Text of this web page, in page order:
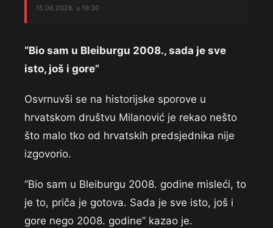
15.06.2026. u 19:30
“Bio sam u Bleiburgu 2008., sada je sve
isto, još i gore”
Osvrnuvši se na historijske sporove u
hrvatskom društvu Milanović je rekao nešto
što malo tko od hrvatskih predsjednika nije
izgovorio.
“Bio sam u Bleiburgu 2008. godine misleći, to
je to, priča je gotova. Sada je sve isto, još i
gore nego 2008. godine” kazao je.